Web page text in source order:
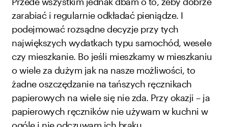
zarabiać i regularnie odkładać pieniądze. I
podejmować rozsądne decyzje przy tych
największych wydatkach typu samochód, wesele
czy mieszkanie. Bo jeśli mieszkamy w mieszkaniu
o wiele za dużym jak na nasze możliwości, to
żadne oszczędzanie na tańszych ręcznikach
papierowych na wiele się nie zda. Przy okazji – ja
papierowych ręczników nie używam w kuchni w